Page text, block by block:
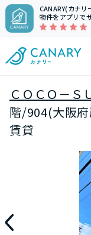
CANARY(カナリ
物件をアプリで
ＣＯＣＯ－Ｓ
階/904(大阪
賃貸